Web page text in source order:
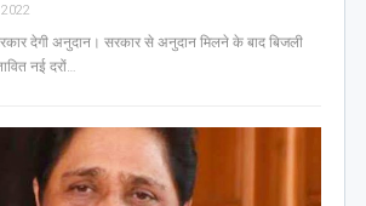
देगी अनुदान। सरकार से अनुदान मिलने के बाद बिजली
नई दरों…